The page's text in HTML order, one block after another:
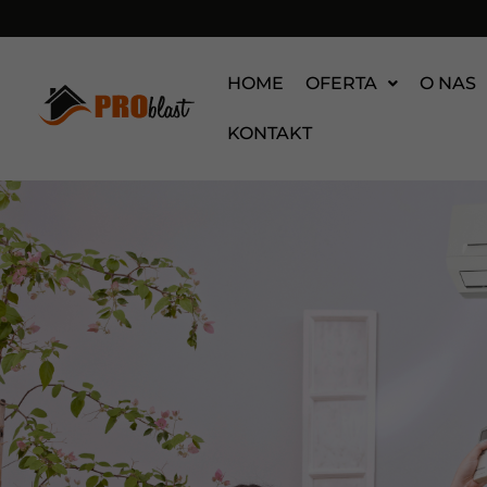
HOME OFERTA O NAS
KONTAKT